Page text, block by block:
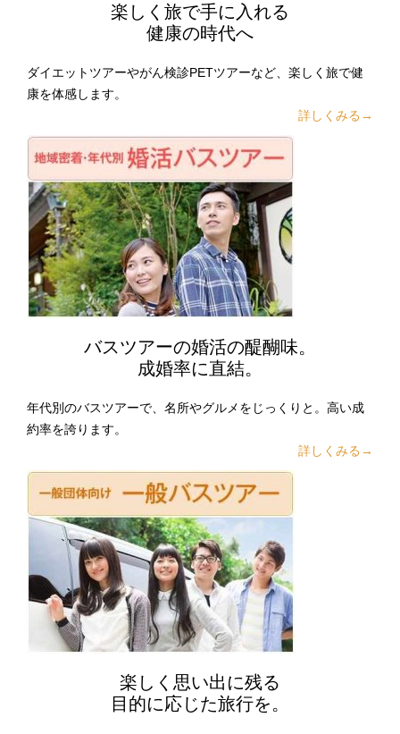
楽しく旅で手に入れる
健康の時代へ
ダイエットツアーやがん検診PETツアーなど、楽しく旅で健
康を体感します。
詳しくみる→
バスツアーの婚活の醍醐味。
成婚率に直結。
年代別のバスツアーで、名所やグルメをじっくりと。高い成
約率を誇ります。
詳しくみる→
楽しく思い出に残る
目的に応じた旅行を。